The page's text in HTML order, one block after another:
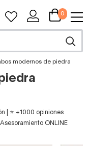
0
modernos de piedra
| ⭐ +1000 opiniones
ONLINE